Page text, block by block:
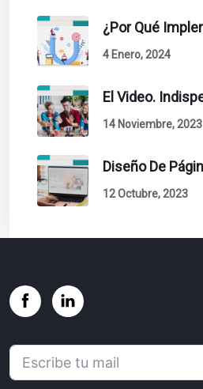
4 Enero, 2024
14 Noviembre, 2023
12 Octubre, 2023